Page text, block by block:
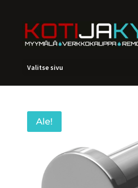
Valitse sivu
Ale!